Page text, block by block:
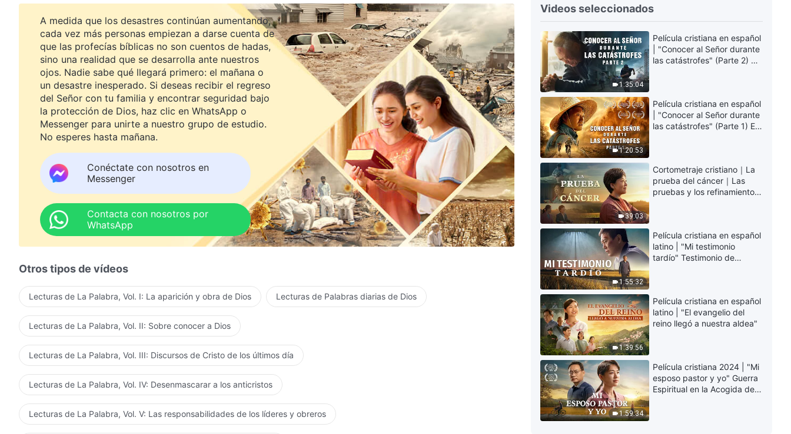
36:39
37:54
Testimonios cristianos, Ep. 413:
Un dolor irremediable
30:01
Testimonios cristianos, Ep. 410:
Beneficios obtenidos mediante
la adversidad
47:29
Testimonios cristianos, Ep. 411:
Una deshonra de mi pasado
38:31
Testimonios cristianos, Ep. 409:
Lo que gané al escribir mi
testimonio
30:24
Testimonios cristianos, Ep. 407:
Las consecuencias de la
autopreservación
41:13
Testimonios cristianos, Ep. 408:
La mentalidad correcta para
compartir el evangelio
Testimonios cristianos, Ep. 406:
El engaño y el recelo solo traen
A medida que los desastres continúan aumentando,
cada vez más personas empiezan a darse cuenta de
que las profecías bíblicas no son cuentos de hadas,
sino una realidad que se desarrolla ante nuestros
ojos. Nadie sabe qué llegará primero: el mañana o
un desastre inesperado. Si deseas recibir el regreso
del Señor con tu familia y encontrar seguridad bajo
la protección de Dios, haz clic en WhatsApp o
Messenger para unirte a nuestro grupo de estudio.
No esperes hasta mañana.
Conéctate con nosotros en
Messenger
Contacta con nosotros por
WhatsApp
Otros tipos de vídeos
Lecturas de La Palabra, Vol. I: La aparición y obra de Dios Lecturas de Palabras diarias de Dios
Lecturas de La Palabra, Vol. II: Sobre conocer a Dios
Lecturas de La Palabra, Vol. III: Discursos de Cristo de los últimos día
Lecturas de La Palabra, Vol. IV: Desenmascarar a los anticristos
Lecturas de La Palabra, Vol. V: Las responsabilidades de los líderes y obreros
Videos seleccionados
1:35:04
Película cristiana en español
| "Conocer al Señor durante
las catástrofes" (Parte 2) La
1:20:53
Película cristiana en español
| "Conocer al Señor durante
las catástrofes" (Parte 1) El
39:03
Cortometraje cristiano｜La
prueba del cáncer｜Las
pruebas y los refinamientos
1:55:32
Película cristiana en español
latino | "Mi testimonio
tardío" Testimonio de
1:39:56
Película cristiana en español
latino | "El evangelio del
reino llegó a nuestra aldea"
1:59:34
Película cristiana 2024 | "Mi
esposo pastor y yo" Guerra
Espiritual en la Acogida del